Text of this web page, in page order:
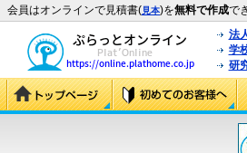
会員はオンラインで見積書(見本)を無料で作成で
法
学
研